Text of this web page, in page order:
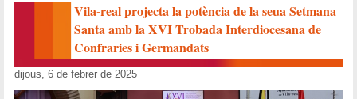
Vila-real projecta la potència de la seua Setmana
Santa amb la XVI Trobada Interdiocesana de
Confraries i Germandats
dijous, 6 de febrer de 2025